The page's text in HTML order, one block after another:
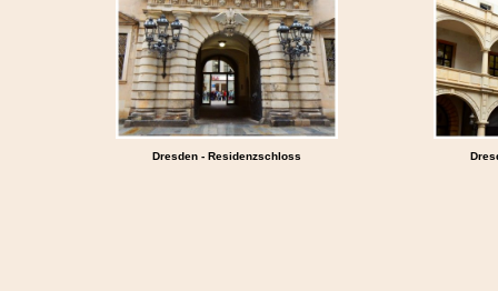
Dresden - Residenzschloss